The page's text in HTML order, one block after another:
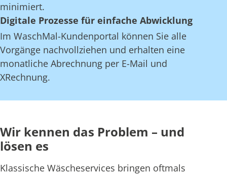
minimiert.
Digitale Prozesse für einfache Abwicklung
Im WaschMal-Kundenportal können Sie alle
Vorgänge nachvollziehen und erhalten eine
monatliche Abrechnung per E-Mail und
XRechnung.
Wir kennen das Problem – und
lösen es
Klassische Wäscheservices bringen oftmals